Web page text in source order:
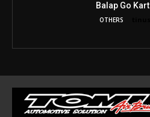
Balap Go Kart
OTHERS